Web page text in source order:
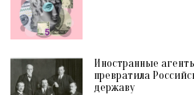
Иностранные
превратила
державу